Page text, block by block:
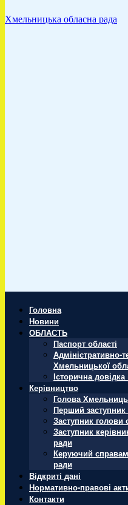
Хмельницька обласна рада
Головна
Новини
ОБЛАСТЬ
Паспорт області
Адміністративно-
Хмельницької
Історична
Керівництво
Голова
Перший заступник
Заступник голови
Заступник
ради
Керуючий
ради
Відкриті дані
Нормативно-правові
Контакти